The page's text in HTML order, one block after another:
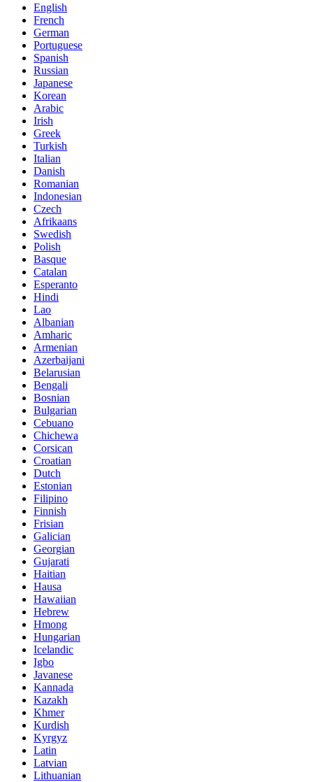
English
French
German
Portuguese
Spanish
Russian
Japanese
Korean
Arabic
Irish
Greek
Turkish
Italian
Danish
Romanian
Indonesian
Czech
Afrikaans
Swedish
Polish
Basque
Catalan
Esperanto
Hindi
Lao
Albanian
Amharic
Armenian
Azerbaijani
Belarusian
Bengali
Bosnian
Bulgarian
Cebuano
Chichewa
Corsican
Croatian
Dutch
Estonian
Filipino
Finnish
Frisian
Galician
Georgian
Gujarati
Haitian
Hausa
Hawaiian
Hebrew
Hmong
Hungarian
Icelandic
Igbo
Javanese
Kannada
Kazakh
Khmer
Kurdish
Kyrgyz
Latin
Latvian
Lithuanian